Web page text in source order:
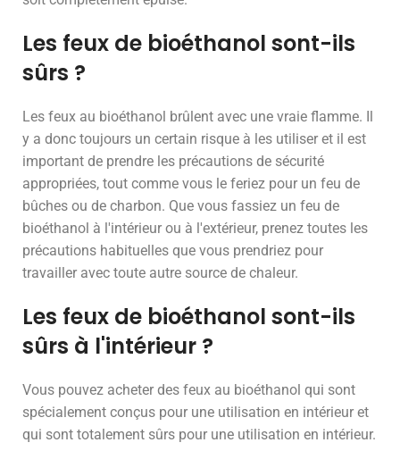
Les feux de bioéthanol sont-ils
sûrs ?
Les feux au bioéthanol brûlent avec une vraie flamme. Il
y a donc toujours un certain risque à les utiliser et il est
important de prendre les précautions de sécurité
appropriées, tout comme vous le feriez pour un feu de
bûches ou de charbon. Que vous fassiez un feu de
bioéthanol à l'intérieur ou à l'extérieur, prenez toutes les
précautions habituelles que vous prendriez pour
travailler avec toute autre source de chaleur.
Les feux de bioéthanol sont-ils
sûrs à l'intérieur ?
Vous pouvez acheter des feux au bioéthanol qui sont
spécialement conçus pour une utilisation en intérieur et
qui sont totalement sûrs pour une utilisation en intérieur.